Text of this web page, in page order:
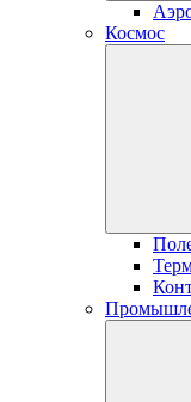
Космос